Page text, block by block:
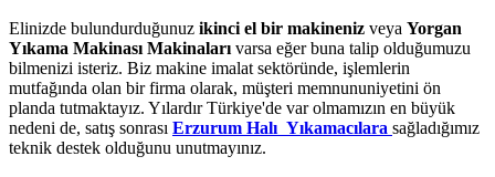
Elinizde bulundurduğunuz ikinci el bir makineniz veya Yorgan
Yıkama Makinası Makinalarıvarsa eğer buna talip olduğumuzu
bilmenizi isteriz. Biz makine imalat sektöründe, işlemlerin
mutfağında olan bir firma olarak, müşteri memnununiyetini ön
planda tutmaktayız. Yılardır Türkiye'de var olmamızın en büyük
nedeni de, satış sonrası Erzurum Halı Yıkamacılara sağladığımız
teknik destek olduğunu unutmayınız.